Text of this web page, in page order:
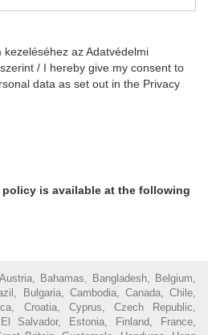
az Adatvédelmi
/ I hereby give my consent to
data as set out in the Privacy
policy is available at the following
Bahamas, Bangladesh, Belgium,
Bulgaria, Cambodia, Canada, Chile,
Croatia, Cyprus, Czech Republic,
Salvador, Estonia, Finland, France,